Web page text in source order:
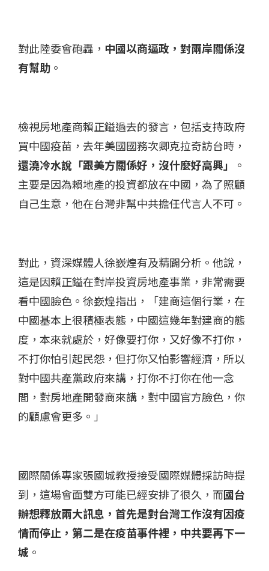
對此陸委會砲轟， 中國以商逼政，對兩岸關係沒
有幫助 。
檢視房地產商賴正鎰過去的發言，包括支持政府
買中國疫苗，去年美國國務次卿克拉奇訪台時，
還澆冷水說「跟美方關係好，沒什麼好高興」
。
主要是因為賴地產的投資都放在中國，為了照顧
自己生意，他在台灣非幫中共擔任代言人不可。
對此，資深媒體人徐嶔煌有及精闢分析。他說，
這是因賴正鎰在對岸投資房地產事業，非常需要
看中國臉色。徐嶔煌指出，「建商這個行業，在
中國基本上很積極表態，中國這幾年對建商的態
度，本來就處於，好像要打你，又好像不打你，
不打你怕引起民怨，但打你又怕影響經濟，所以
對中國共產黨政府來講，打你不打你在他一念
間，對房地產開發商來講，對中國官方臉色，你
的顧慮會更多。」
國際關係專家張國城教授接受國際媒體採訪時提
到，這場會面雙方可能已經安排了很久，而國台
辦想釋放兩大訊息，首先是對台灣工作沒有因疫
情而停止，第二是在疫苗事件裡，中共要再下一
城 。